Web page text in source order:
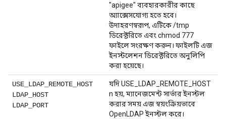
"apigee" ব্যবহারকারীর কাছে
অ্যাক্সেসযোগ্য হতে হবে।
উদাহরণস্বরূপ, এটিকে /tmp
ডিরেক্টরিতে এবং chmod 777
ফাইলে সংরক্ষণ করুন। ফাইলটি এজ
ইনস্টলেশন ডিরেক্টরিতে অনুলিপি
করা হয়েছে।
USE_LDAP_REMOTE_HOST
LDAP_HOST
LDAP_PORT
যদি USE_LDAP_REMOTE_HOST
n হয়, ম্যানেজমেন্ট সার্ভার ইনস্টল
করার সময় এজ স্বয়ংক্রিয়ভাবে
OpenLDAP ইনস্টল করে।